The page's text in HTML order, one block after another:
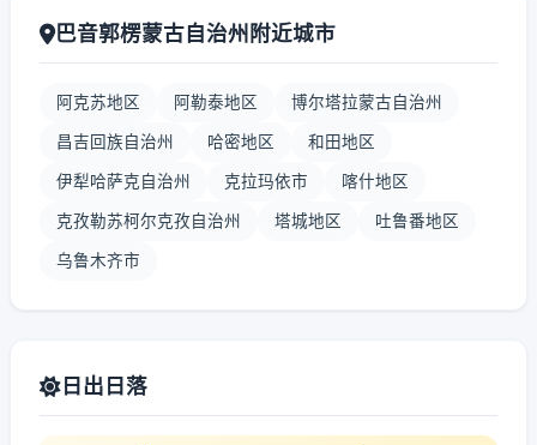
巴音郭楞蒙古自治州附近城市
阿克苏地区 阿勒泰地区 博尔塔拉蒙古自治州
昌吉回族自治州 哈密地区 和田地区
伊犁哈萨克自治州 克拉玛依市 喀什地区
克孜勒苏柯尔克孜自治州 塔城地区 吐鲁番地区
乌鲁木齐市
日出日落